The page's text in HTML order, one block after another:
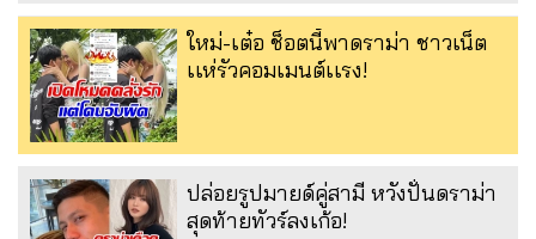
ใหม่-เต๋อ ช็อตนี้พาดราม่า ชาวเน็ต
เเห่รัวคอมเมนต์เเรง!
ปล่อยรูปมายด์คู่สามี หวังปั่นดราม่า
สุดท้ายทัวร์ลงเก้อ!